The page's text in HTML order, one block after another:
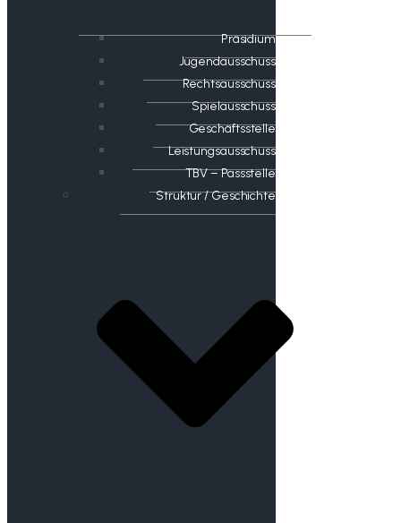
Präsidium
Jugendausschuss
Rechtsausschuss
Spielausschuss
Geschäftsstelle
Leistungsausschuss
TBV – Passstelle
Struktur / Geschichte